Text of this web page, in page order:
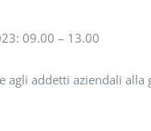
09.00 – 13.00
agli addetti aziendali alla